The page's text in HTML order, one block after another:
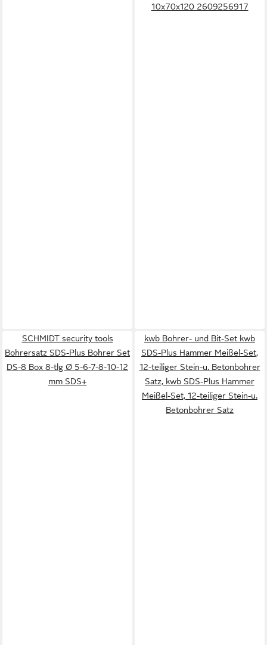
10x70x120 2609256917
SCHMIDT security tools
Bohrersatz SDS-Plus Bohrer Set
DS-8 Box 8-tlg Ø 5-6-7-8-10-12
mm SDS+
kwb Bohrer- und Bit-Set kwb
SDS-Plus Hammer Meißel-Set,
12-teiliger Stein-u. Betonbohrer
Satz, kwb SDS-Plus Hammer
Meißel-Set, 12-teiliger Stein-u.
Betonbohrer Satz